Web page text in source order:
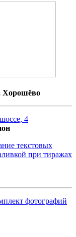
Хорошёво
4
текстовых
при тиражах
фотографий